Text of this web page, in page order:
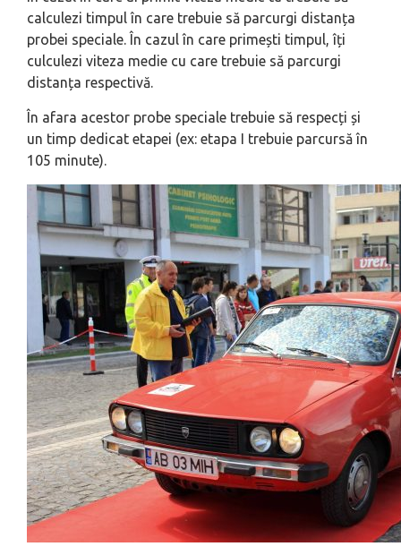
calculezi timpul în care trebuie să parcurgi distanța
probei speciale. În cazul în care primești timpul, îți
culculezi viteza medie cu care trebuie să parcurgi
distanța respectivă.
În afara acestor probe speciale trebuie să respecți și
un timp dedicat etapei (ex: etapa I trebuie parcursă în
105 minute).